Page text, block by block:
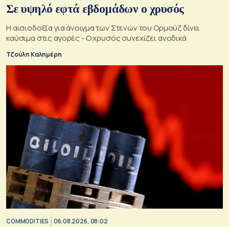
Σε υψηλό εφτά εβδομάδων ο χρυσός
Η αισιοδοξία για άνοιγμα των Στενών του Ορμούζ δίνει
καύσιμα στις αγορές - Ο χρυσός συνεχίζει ανοδικά
Τζούλη Καλημέρη
COMMODITIES 06.08.2026, 08:02